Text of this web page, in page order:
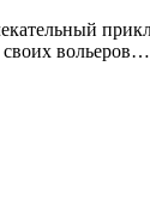
своих вольеров…